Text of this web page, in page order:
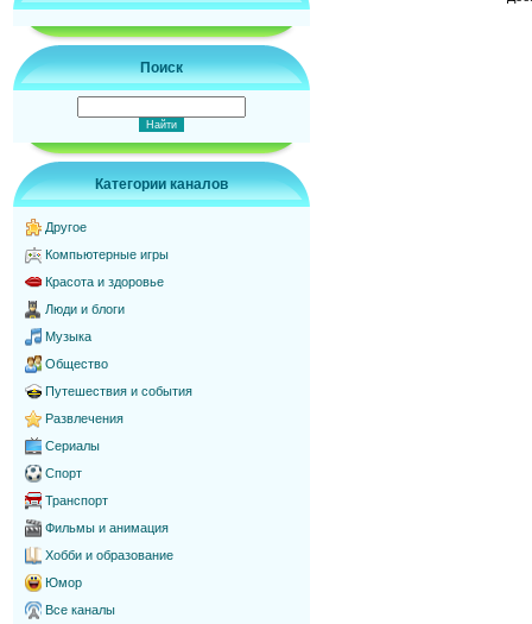
Поиск
Категории каналов
Другое
Компьютерные игры
Красота и здоровье
Люди и блоги
Музыка
Общество
Путешествия и события
Развлечения
Сериалы
Спорт
Транспорт
Фильмы и анимация
Хобби и образование
Юмор
Все каналы